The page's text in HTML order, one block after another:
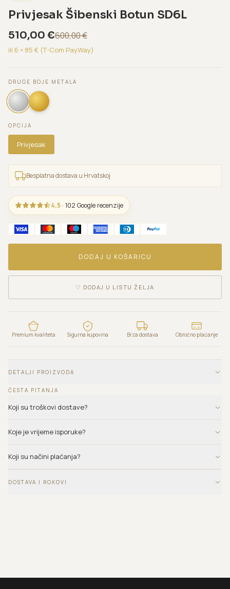
Privjesak Šibenski Botun SD6L
510,00 €600,00€
ili 6 × 85 € (T-Com PayWay)
DRUGE BOJE METALA
OPCIJA
Privjesak
Besplatna dostava u Hrvatskoj
4,5 · 102 Google recenzije
DODAJ U KOŠARICU
♡ DODAJ U LISTU ŽELJA
Premium kvaliteta Sigurna kupovina Brza dostava Obročno plaćanje
DETALJI PROIZVODA
ČESTA PITANJA
Koji su troškovi dostave?
Koje je vrijeme isporuke?
Koji su načini plaćanja?
DOSTAVA I ROKOVI